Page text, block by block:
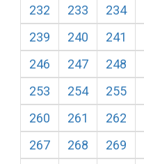
232
233 234
239
240 241
246
247 248
253
254 255
260
261 262
267
268 269